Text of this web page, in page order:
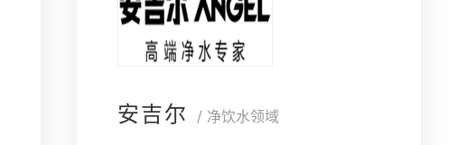
安吉尔 / 净饮水领域